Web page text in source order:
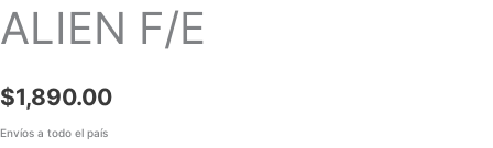
ALIEN F/E
$1,890.00
Envíos a todo el país